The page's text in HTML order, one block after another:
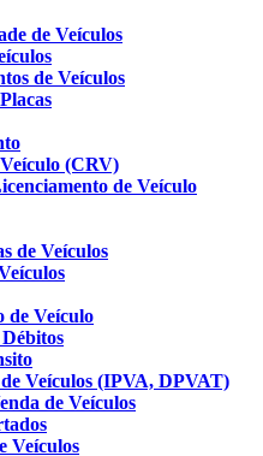
de Veículos
de Veículos
(CRV)
de Veículo
de Veículos
de Veículo
Veículos (IPVA, DPVAT)
de Veículos
Veículos